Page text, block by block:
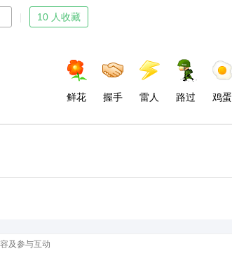
10 人收藏
鲜花 握手 雷人 路过 鸡蛋